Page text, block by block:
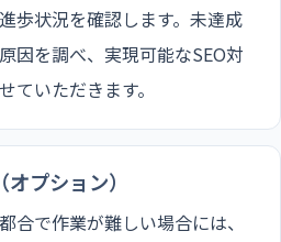
歩状況を確認します。未達成
因を調べ、実現可能なSEO対
ていただきます。
プション）
合で作業が難しい場合には、